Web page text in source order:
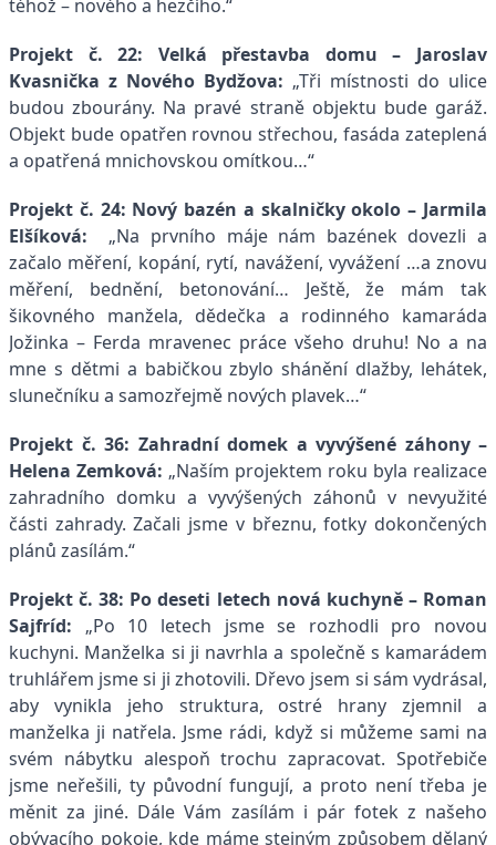
téhož – nového a hezčího.“
Projekt č. 22: Velká přestavba domu – Jaroslav
Kvasnička z Nového Bydžova: „Tři místnosti do ulice
budou zbourány. Na pravé straně objektu bude garáž.
Objekt bude opatřen rovnou střechou, fasáda zateplená
a opatřená mnichovskou omítkou…“
Projekt č. 24: Nový bazén a skalničky okolo – Jarmila
Elšíková:
„Na prvního máje nám bazének dovezli a
začalo měření, kopání, rytí, navážení, vyvážení …a znovu
měření, bednění, betonování… Ještě, že mám tak
šikovného manžela, dědečka a rodinného kamaráda
Jožinka – Ferda mravenec práce všeho druhu! No a na
mne s dětmi a babičkou zbylo shánění dlažby, lehátek,
slunečníku a samozřejmě nových plavek…“
Projekt č. 36: Zahradní domek a vyvýšené záhony –
Helena Zemková: „Naším projektem roku byla realizace
zahradního domku a vyvýšených záhonů v nevyužité
části zahrady. Začali jsme v březnu, fotky dokončených
plánů zasílám.“
Projekt č. 38: Po deseti letech nová kuchyně – Roman
Sajfríd: „Po 10 letech jsme se rozhodli pro novou
kuchyni. Manželka si ji navrhla a společně s kamarádem
truhlářem jsme si ji zhotovili. Dřevo jsem si sám vydrásal,
aby vynikla jeho struktura, ostré hrany zjemnil a
manželka ji natřela. Jsme rádi, když si můžeme sami na
svém nábytku alespoň trochu zapracovat. Spotřebiče
jsme neřešili, ty původní fungují, a proto není třeba je
měnit za jiné. Dále Vám zasílám i pár fotek z našeho
obývacího pokoje, kde máme stejným způsobem dělaný